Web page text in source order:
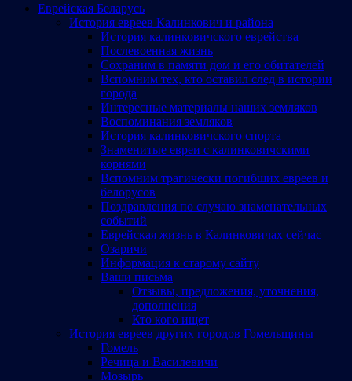
Еврейская Беларусь
История евреев Калинкович и района
История калинковичского еврейства
Послевоенная жизнь
Сохраним в памяти дом и его обитателей
Вспомним тех, кто оставил след в истории
города
Интересные материалы наших земляков
Воспоминания земляков
История калинковичского спорта
Знаменитые евреи с калинковичскими
корнями
Вспомним трагически погибших евреев и
белорусов
Поздравления по случаю знаменательных
событий
Еврейская жизнь в Калинковичах сейчас
Озаричи
Информация к старому сайту
Ваши письма
Отзывы, предложения, уточнения,
дополнения
Кто кого ищет
История евреев других городов Гомельщины
Гомель
Речица и Василевичи
Мозырь